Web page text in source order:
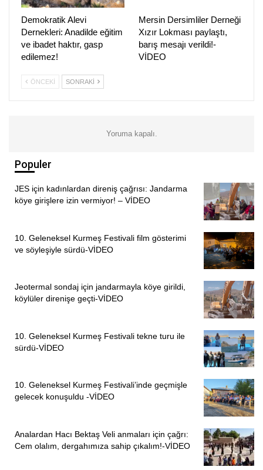
mirası geleceğe taşımaya devam ediyor. Kursla ilgili
öne çıkan detaylar ise şöyle:
Kursa aktif olarak 30 öğrenci devam ediyor.
Eğitimler her Çarşamba saat 18.00 ile 20.30 arasında
gerçekleştiriliyor.
bir kez yerel sanatçıların da katılımıyla Kırmancki
PİRHA/İZMİR
Demokratik Alevi
Dernekleri: Anadilde eğitim
ve ibadet haktır, gasp
edilemez!
Mersin Dersimliler Derneği
Xızır Lokması paylaştı,
barış mesajı verildi!-
VİDEO
ÖNCEKI SONRAKI
Yoruma kapalı.
Populer
JES için kadınlardan direniş çağrısı: Jandarma
köye girişlere izin vermiyor! – VİDEO
10. Geleneksel Kurmeş Festivali film gösterimi
ve söyleşiyle sürdü-VİDEO
Jeotermal sondaj için jandarmayla köye girildi,
köylüler direnişe geçti-VİDEO
10. Geleneksel Kurmeş Festivali tekne turu ile
sürdü-VİDEO
10. Geleneksel Kurmeş Festivali’inde geçmişle
gelecek konuşuldu -VİDEO
Analardan Hacı Bektaş Veli anmaları için çağrı:
Cem olalım, dergahımıza sahip çıkalım!-VİDEO